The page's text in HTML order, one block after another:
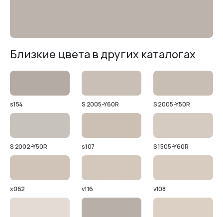
Близкие цвета в других каталогах
s154 S 2005-Y60R S 2005-Y50R
S 2002-Y50R s107 S 1505-Y60R
x062 v116 v108